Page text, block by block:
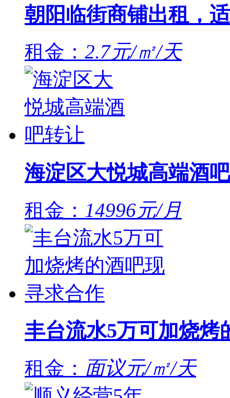
朝阳临街商铺出租，
租金： 2.7元/㎡/天
海淀区大悦城高端酒
租金： 14996元/月
丰台流水5万可加烧烤
租金： 面议元/㎡/天